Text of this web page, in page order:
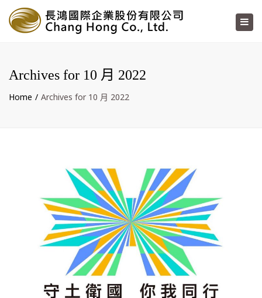
Archives for 10 月 2022
Home Archives for 10 月 2022